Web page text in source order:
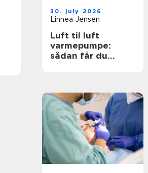
30. july 2026
Linnea Jensen
Luft til luft
varmepumpe:
sådan får du